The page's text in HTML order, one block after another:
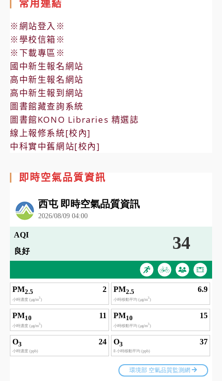
常用連結
※網站登入※
※學校信箱※
※下載專區※
國中新生報名網站
高中新生報名網站
高中新生報到網站
圖書館藏查詢系統
圖書館KONO Libraries 精選誌
線上報修系統[校內]
中科實中舊網站[校內]
即時空氣品質資訊